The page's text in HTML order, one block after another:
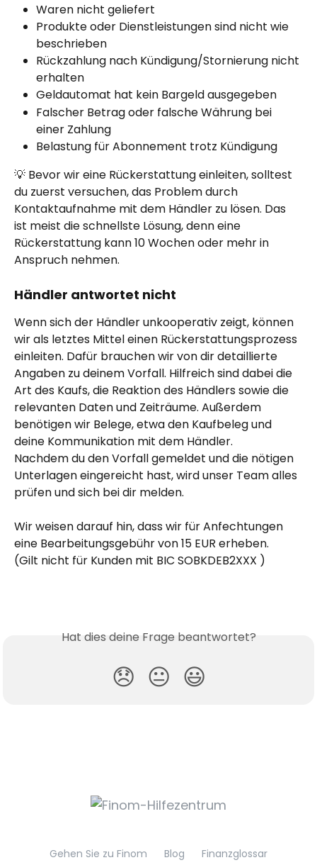
Waren nicht geliefert
Produkte oder Dienstleistungen sind nicht wie
beschrieben
Rückzahlung nach Kündigung/Stornierung nicht
erhalten
Geldautomat hat kein Bargeld ausgegeben
Falscher Betrag oder falsche Währung bei
einer Zahlung
Belastung für Abonnement trotz Kündigung
💡 Bevor wir eine Rückerstattung einleiten, solltest
du zuerst versuchen, das Problem durch
Kontaktaufnahme mit dem Händler zu lösen. Das
ist meist die schnellste Lösung, denn eine
Rückerstattung kann 10 Wochen oder mehr in
Anspruch nehmen.
Händler antwortet nicht
Wenn sich der Händler unkooperativ zeigt, können
wir als letztes Mittel einen Rückerstattungsprozess
einleiten. Dafür brauchen wir von dir detaillierte
Angaben zu deinem Vorfall. Hilfreich sind dabei die
Art des Kaufs, die Reaktion des Händlers sowie die
relevanten Daten und Zeiträume. Außerdem
benötigen wir Belege, etwa den Kaufbeleg und
deine Kommunikation mit dem Händler.
Nachdem du den Vorfall gemeldet und die nötigen
Unterlagen eingereicht hast, wird unser Team alles
prüfen und sich bei dir melden.
Wir weisen darauf hin, dass wir für Anfechtungen
eine Bearbeitungsgebühr von 15 EUR erheben.
(Gilt nicht für Kunden mit BIC SOBKDEB2XXX )
Hat dies deine Frage beantwortet?
😞 😐 😃
Gehen Sie zu Finom Blog
Finanzglossar